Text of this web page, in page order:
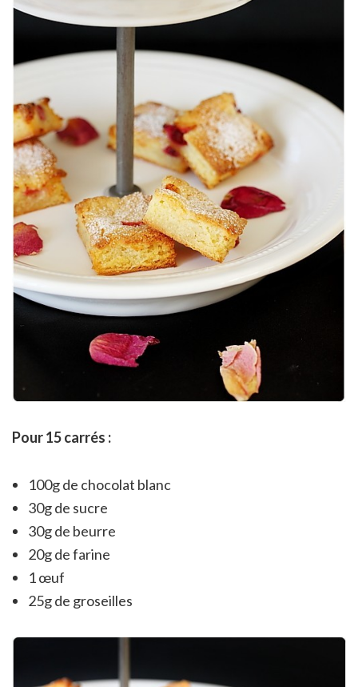
Pour 15 carrés :
100g de chocolat blanc
30g de sucre
30g de beurre
20g de farine
1 œuf
25g de groseilles